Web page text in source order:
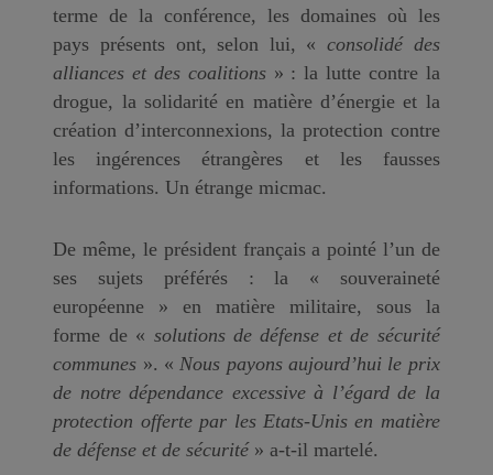
terme de la conférence, les domaines où les
pays présents ont, selon lui, « consolidé des
alliances et des coalitions» : la lutte contre la
drogue, la solidarité en matière d’énergie et la
création d’interconnexions, la protection contre
les ingérences étrangères et les fausses
informations. Un étrange micmac.
De même, le président français a pointé l’un de
ses sujets préférés : la « souveraineté
européenne » en matière militaire, sous la
forme de « solutions de défense et de sécurité
communes ». « Nous payons aujourd’hui le prix
de notre dépendance excessive à l’égard de la
protection offerte par les Etats-Unis en matière
de défense et de sécurité » a-t-il martelé.